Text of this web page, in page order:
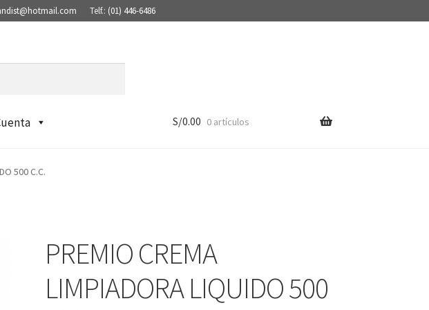
Telf.: (01) 446-6486
S/0.00 0 artículos
500 C.C.
PREMIO CREMA
LIMPIADORA LIQUIDO 500